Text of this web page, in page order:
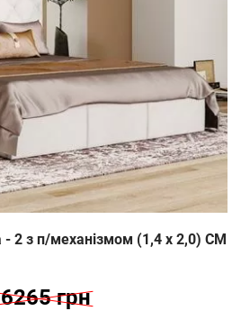
- 2 з п/механізмом (1,4 х 2,0) СМ
грн